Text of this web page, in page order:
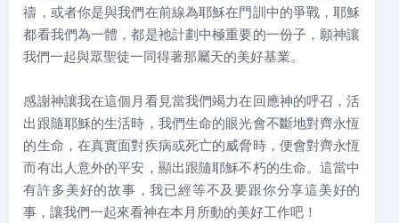
禱，或者你是與我們在前線為耶穌在門訓中的爭戰，耶穌
都看我們為一體，都是祂計劃中極重要的一份子，願神讓
我們一起與眾聖徒一同得著那屬天的美好基業。
感謝神讓我在這個月看見當我們竭力在回應神的呼召，活
出跟隨耶穌的生活時，我們生命的眼光會不斷地對齊永恆
的生命，在真實面對疾病或死亡的威脅時，便會對齊永恆
而有出人意外的平安，顯出跟隨耶穌不朽的生命。這當中
有許多美好的故事，我已經等不及要跟你分享這美好的
事，讓我們一起來看神在本月所動的美好工作吧！